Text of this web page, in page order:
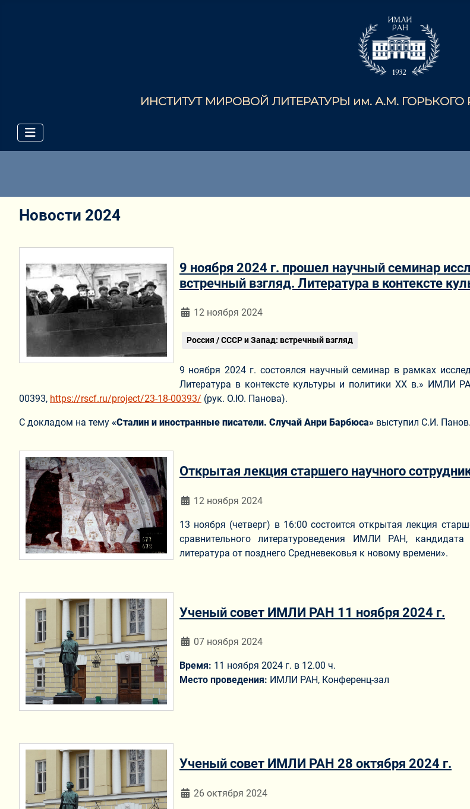
ИНСТИТУТ МИРОВОЙ ЛИТЕРАТУРЫ им. А.М.
Новости 2024
9 ноября 2024 г. прошел научный семинар
встречный взгляд. Литература в контексте
Информация о материале
12 ноября 2024
Россия / СССР и Запад: встречный взгляд
9 ноября 2024 г. состоялся научный семинар в рамках
Литература в контексте культуры и политики ХХ в.» ИМЛИ
00393, https://rscf.ru/project/23-18-00393/ (рук. О.Ю. Панова).
С докладом на тему «Сталин и иностранные писатели. Случай Анри Барбюса» выступил С.И. Панов.
Открытая лекция старшего научного
Информация о материале
12 ноября 2024
13 ноября (четверг) в 16:00 состоится открытая лекция
сравнительного литературоведения ИМЛИ РАН, кандидата
литература от позднего Средневековья к новому времени».
Ученый совет ИМЛИ РАН 11 ноября 2024 г.
Информация о материале
07 ноября 2024
Время: 11 ноября 2024 г. в 12.00 ч.
Место проведения: ИМЛИ РАН, Конференц-зал
Ученый совет ИМЛИ РАН 28 октября 2024 г.
Информация о материале
26 октября 2024